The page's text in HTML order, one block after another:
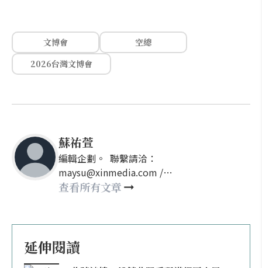
文博會
空總
2026台灣文博會
蘇祐萱
編輯企劃。 聯繫請洽：
maysu@xinmedia.com /
may860527@gmail.com
查看所有文章
延伸閱讀